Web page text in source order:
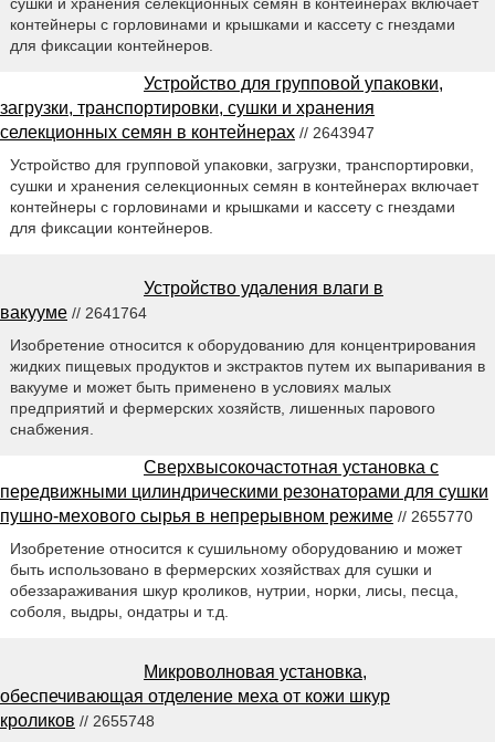
контейнеры с горловинами и крышками и кассету с гнездами
для фиксации контейнеров.
Устройство для групповой упаковки,
загрузки, транспортировки, сушки и хранения
селекционных семян в контейнерах // 2643947
Устройство для групповой упаковки, загрузки, транспортировки,
сушки и хранения селекционных семян в контейнерах включает
контейнеры с горловинами и крышками и кассету с гнездами
для фиксации контейнеров.
Устройство удаления влаги в
вакууме // 2641764
Изобретение относится к оборудованию для концентрирования
жидких пищевых продуктов и экстрактов путем их выпаривания в
вакууме и может быть применено в условиях малых
предприятий и фермерских хозяйств, лишенных парового
снабжения.
Сверхвысокочастотная установка с
передвижными цилиндрическими резонаторами для сушки
пушно-мехового сырья в непрерывном режиме // 2655770
Изобретение относится к сушильному оборудованию и может
быть использовано в фермерских хозяйствах для сушки и
обеззараживания шкур кроликов, нутрии, норки, лисы, песца,
соболя, выдры, ондатры и т.д.
Микроволновая установка,
обеспечивающая отделение меха от кожи шкур
кроликов // 2655748